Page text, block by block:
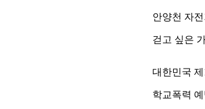
안양천 자
걷고 싶은
대한민국
학교폭력